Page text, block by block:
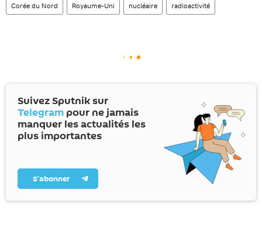
Corée du Nord Royaume-Uni nucléaire radioactivité
Suivez Sputnik sur
Telegram pour ne jamais
manquer les actualités les
plus importantes
S’abonner